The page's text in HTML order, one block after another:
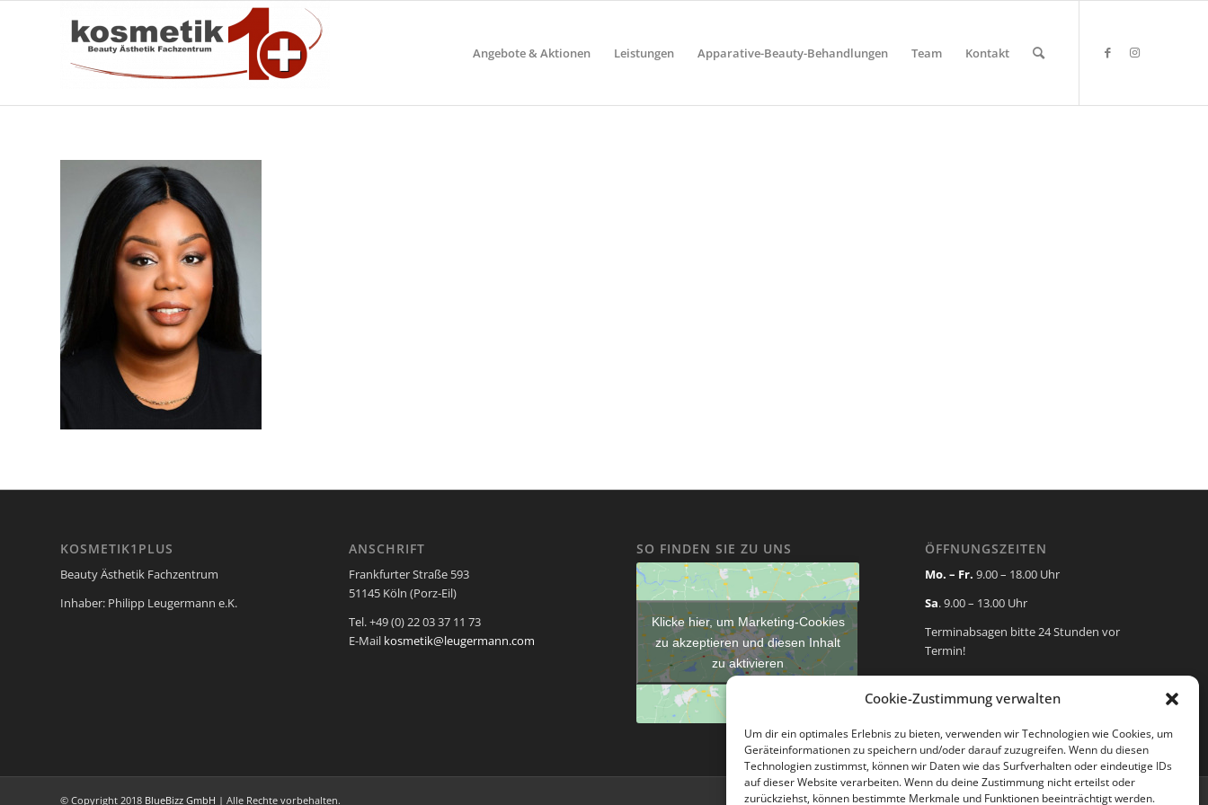
Cookie-Zustimmung verwalten
Um dir ein optimales Erlebnis zu bieten, verwenden wir Technologien wie Cookies, um
Geräteinformationen zu speichern und/oder darauf zuzugreifen. Wenn du diesen
Technologien zustimmst, können wir Daten wie das Surfverhalten oder eindeutige IDs
auf dieser Website verarbeiten. Wenn du deine Zustimmung nicht erteilst oder
zurückziehst, können bestimmte Merkmale und Funktionen beeinträchtigt werden.
Angebote & Aktionen Leistungen Apparative-Beauty-Behandlungen Team Kontakt
KOSMETIK1PLUS
Beauty Ästhetik Fachzentrum
Inhaber: Philipp Leugermann e.K.
ANSCHRIFT
Frankfurter Straße 593
51145 Köln (Porz-Eil)
Tel. +49 (0) 22 03 37 11 73
E-Mail kosmetik@leugermann.com
SO FINDEN SIE ZU UNS
Klicke hier, um Marketing-Cookies
zu akzeptieren und diesen Inhalt
zu aktivieren
ÖFFNUNGSZEITEN
Mo. – Fr. 9.00 – 18.00 Uhr
Sa. 9.00 – 13.00 Uhr
Terminabsagen bitte 24 Stunden vor
Termin!
© Copyright 2018 BlueBizz GmbH | Alle Rechte vorbehalten. Impressum| Datenschutz Cookie-Richtlinie (EU)